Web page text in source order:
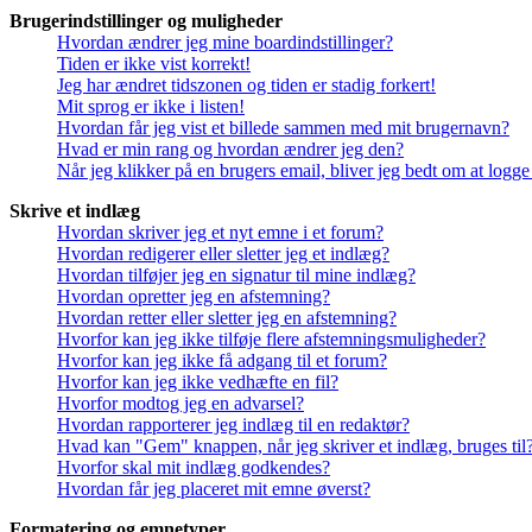
Brugerindstillinger og muligheder
Hvordan ændrer jeg mine boardindstillinger?
Tiden er ikke vist korrekt!
Jeg har ændret tidszonen og tiden er stadig forkert!
Mit sprog er ikke i listen!
Hvordan får jeg vist et billede sammen med mit brugernavn?
Hvad er min rang og hvordan ændrer jeg den?
Når jeg klikker på en brugers email, bliver jeg bedt om at
Skrive et indlæg
Hvordan skriver jeg et nyt emne i et forum?
Hvordan redigerer eller sletter jeg et indlæg?
Hvordan tilføjer jeg en signatur til mine indlæg?
Hvordan opretter jeg en afstemning?
Hvordan retter eller sletter jeg en afstemning?
Hvorfor kan jeg ikke tilføje flere afstemningsmuligheder?
Hvorfor kan jeg ikke få adgang til et forum?
Hvorfor kan jeg ikke vedhæfte en fil?
Hvorfor modtog jeg en advarsel?
Hvordan rapporterer jeg indlæg til en redaktør?
Hvad kan "Gem" knappen, når jeg skriver et indlæg, bruges
Hvorfor skal mit indlæg godkendes?
Hvordan får jeg placeret mit emne øverst?